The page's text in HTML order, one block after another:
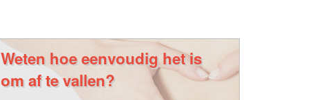
Weten hoe eenvoudig het is
om af te vallen?